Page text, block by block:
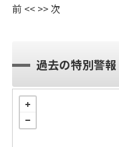
前 << >>次
過去の特別警